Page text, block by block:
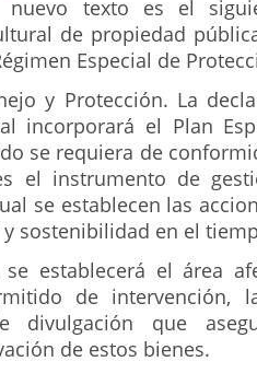
texto es el
de propiedad
Especial de
y Protección. La
incorporará el Plan
se requiera de
el instrumento de
se establecen las
sostenibilidad en el
establecerá el área
de intervención,
que
de estos bienes.